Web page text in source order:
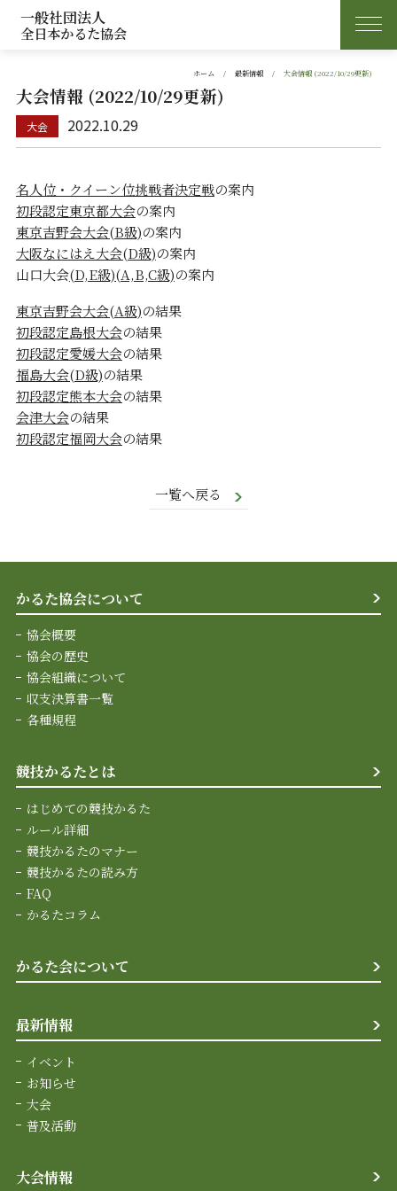
一般社団法人
全日本かるた協会
ホーム 最新情報 大会情報 (2022/10/29更新)
大会情報 (2022/10/29更新)
2022.10.29
名人位・クイーン位挑戦者決定戦の案内
初段認定東京都大会の案内
東京吉野会大会(B級)の案内
大阪なにはえ大会(D級)の案内
山口大会(D,E級)(A,B,C級)の案内
東京吉野会大会(A級)の結果
初段認定島根大会の結果
初段認定愛媛大会の結果
福島大会(D級)の結果
初段認定熊本大会の結果
会津大会の結果
初段認定福岡大会の結果
一覧へ戻る
かるた協会について
協会概要
協会の歴史
協会組織について
収支決算書一覧
各種規程
競技かるたとは
はじめての競技かるた
ルール詳細
競技かるたのマナー
競技かるたの読み方
FAQ
かるたコラム
かるた会について
最新情報
イベント
お知らせ
大会
普及活動
大会情報